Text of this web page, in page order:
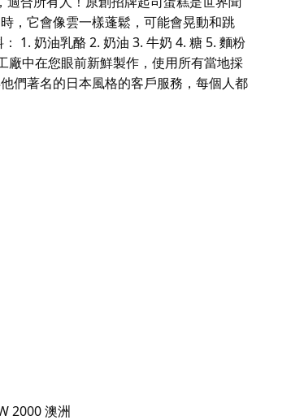
，它會像雲一樣蓬鬆，可能會晃動和跳
1. 奶油乳酪 2. 奶油 3. 牛奶 4. 糖 5. 麵粉
廠中在您眼前新鮮製作，使用所有當地採
們著名的日本風格的客戶服務，每個人都
它會像雲一樣蓬鬆，可能會晃動和跳
的客戶服務，每個人都會受到熱烈的讚
2000 澳洲